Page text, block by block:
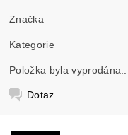
Značka
Kategorie
Položka byla vyprodána...
Dotaz